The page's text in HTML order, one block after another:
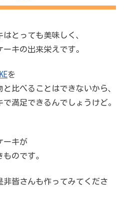
とっても美味しく、
キの出来栄えです。
を
比べることはできないから、
満足できるんでしょうけど。
ーキが
のです。
非皆さんも作ってみてくださ